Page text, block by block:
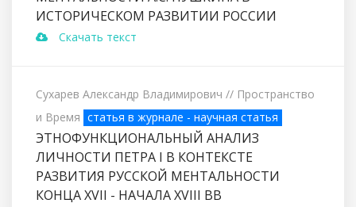
ИСТОРИЧЕСКОМ РАЗВИТИИ РОССИИ
Скачать текст
Сухарев Александр Владимирович // Пространство
и Время статья в журнале - научная статья
ЭТНОФУНКЦИОНАЛЬНЫЙ АНАЛИЗ
ЛИЧНОСТИ ПЕТРА I В КОНТЕКСТЕ
РАЗВИТИЯ РУССКОЙ МЕНТАЛЬНОСТИ
КОНЦА XVII - НАЧАЛА XVIII ВВ